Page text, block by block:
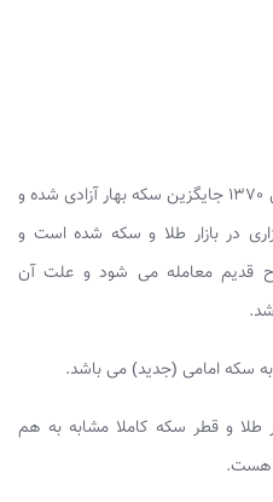
سکه امامی یا همان طرح جدید از سال 1370 جایگزین سکه بهار آزادی شده و
در بازار طلا و سکه شده است و
قدیم معامله می شود و علت آن
سکه امامی (جدید) می باشد.
طلا و قطر سکه کاملا مشابه به هم